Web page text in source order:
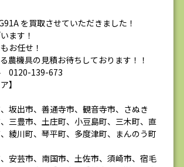
を買取させていただきました！
ます！
お任せ！
農機具の見積お待ちしております！！
0120-139-673
】
坂出市、善通寺市、観音寺市、さぬき
三豊市、土庄町、小豆島町、三木町、直
綾川町、琴平町、多度津町、まんのう町
安芸市、南国市、土佐市、須崎市、宿毛